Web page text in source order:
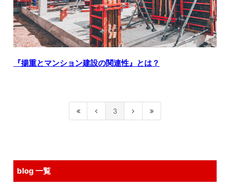
『揚重とマンション建設の関連性』とは？
3
blog 一覧